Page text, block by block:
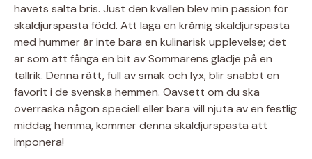
havets salta bris. Just den kvällen blev min passion för
skaldjurspasta född. Att laga en krämig skaldjurspasta
med hummer är inte bara en kulinarisk upplevelse; det
är som att fånga en bit av Sommarens glädje på en
tallrik. Denna rätt, full av smak och lyx, blir snabbt en
favorit i de svenska hemmen. Oavsett om du ska
överraska någon speciell eller bara vill njuta av en festlig
middag hemma, kommer denna skaldjurspasta att
imponera!